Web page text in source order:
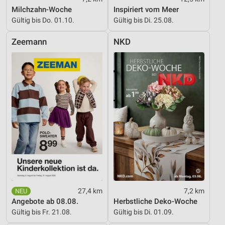
Milchzahn-Woche
Gültig bis Do. 01.10.
Inspiriert vom Meer
Gültig bis Di. 25.08.
Zeemann
27,4 km
Angebote ab 08.08.
Gültig bis Fr. 21.08.
NKD
7,2 km
Herbstliche Deko-Woche
Gültig bis Di. 01.09.
Verwendung reduzierter Daten zur Auswahl von
Inhalten
IAB-Besonderheiten:
Verwendung genauer Standortdaten
Geräte anhand von aktiv angeforderten
Informationen identifizieren
Nicht-IAB-Verarbeitungszwecke:
Notwendig
Performance
Funktional
Werbung